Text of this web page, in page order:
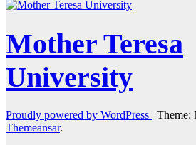
Mother Teresa
University
Proudly powered by WordPress | Theme:
Themeansar.